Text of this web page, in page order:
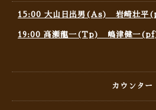
15:00 大山日出男(As) 岩崎壮
19:00 高瀬龍一(Tp) 嶋津健一
カウンター